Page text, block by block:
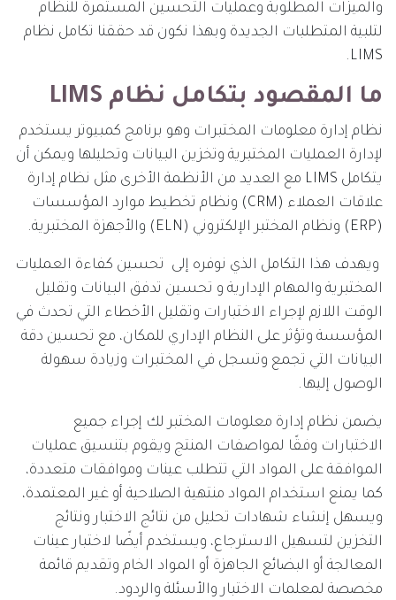
والميزات المطلوبة وعمليات التحسين المستمرة للنظام
لتلبية المتطلبات الجديدة وبهذا نكون قد حققنا تكامل نظام
LIMS.
ما المقصود بتكامل نظام LIMS
نظام إدارة معلومات المختبرات وهو برنامج كمبيوتر يستخدم
لإدارة العمليات المختبرية وتخزين البيانات وتحليلها ويمكن أن
يتكامل LIMS مع العديد من الأنظمة الأخرى مثل نظام إدارة
علاقات العملاء (CRM) ونظام تخطيط موارد المؤسسات
(ERP) ونظام المختبر الإلكتروني (ELN) والأجهزة المختبرية.
ويهدف هذا التكامل الذي نوفره إلى تحسين كفاءة العمليات
المختبرية والمهام الإدارية و تحسين تدفق البيانات وتقليل
الوقت اللازم لإجراء الاختبارات وتقليل الأخطاء التي تحدث في
المؤسسة وتؤثر على النظام الإداري للمكان، مع تحسين دقة
البيانات التي تجمع وتسجل في المختبرات وزيادة سهولة
الوصول إليها.
يضمن نظام إدارة معلومات المختبر لك إجراء جميع
الاختبارات وفقًا لمواصفات المنتج ويقوم بتنسيق عمليات
الموافقة على المواد التي تتطلب عينات وموافقات متعددة،
كما يمنع استخدام المواد منتهية الصلاحية أو غير المعتمدة،
ويسهل إنشاء شهادات تحليل من نتائج الاختبار ونتائج
التخزين لتسهيل الاسترجاع، ويستخدم أيضًا لاختبار عينات
المعالجة أو البضائع الجاهزة أو المواد الخام وتقديم قائمة
مخصصة لمعلمات الاختبار والأسئلة والردود.